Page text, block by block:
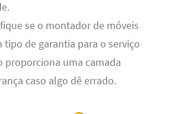
se o montador de móveis
tipo de garantia para o serviço
proporciona uma camada
caso algo dê errado.